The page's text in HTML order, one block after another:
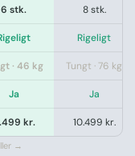
6 stk. 8 stk.
Rigeligt
· 46 kg Tungt · 76 kg
Ja Ja
kr. 10.499 kr.
→